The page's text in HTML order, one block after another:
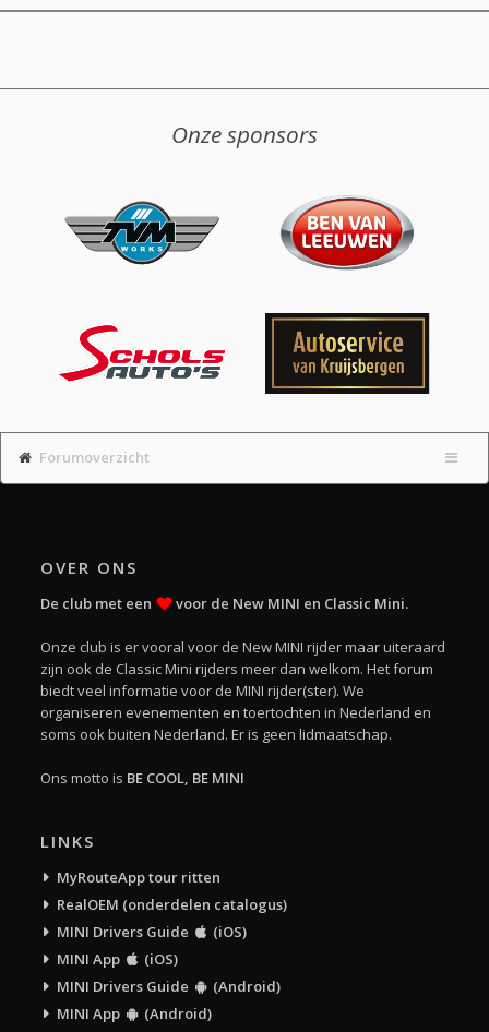
Onze sponsors
Forumoverzicht
OVER ONS
De club met een voor de New MINI en Classic Mini.
Onze club is er vooral voor de New MINI rijder maar uiteraard
zijn ook de Classic Mini rijders meer dan welkom. Het forum
biedt veel informatie voor de MINI rijder(ster). We
organiseren evenementen en toertochten in Nederland en
soms ook buiten Nederland. Er is geen lidmaatschap.
Ons motto is BE COOL, BE MINI
LINKS
MyRouteApp tour ritten
RealOEM (onderdelen catalogus)
MINI Drivers Guide
(iOS)
MINI App
(iOS)
MINI Drivers Guide
(Android)
MINI App
(Android)